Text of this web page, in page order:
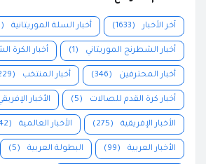
آخر الأخبار (1633) أخبار السلة الموريتانية (13)
أخبار الشطرنج الموريتاني (1) أخبار الكرة
أخبار المحترفين (346) أخبار المنتخب (229)
أخبار كرة القدم للصالات (5) الأخبار
الأخبار الإفريقية (275) الأخبار العالمية (142)
الأخبار العربية (99) البطولة العربية (5)